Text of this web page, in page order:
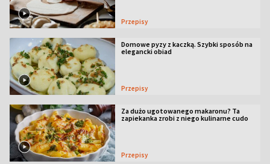
Przepisy
Domowe pyzy z kaczką. Szybki sposób na
elegancki obiad
Przepisy
Za dużo ugotowanego makaronu? Ta
zapiekanka zrobi z niego kulinarne cudo
Przepisy